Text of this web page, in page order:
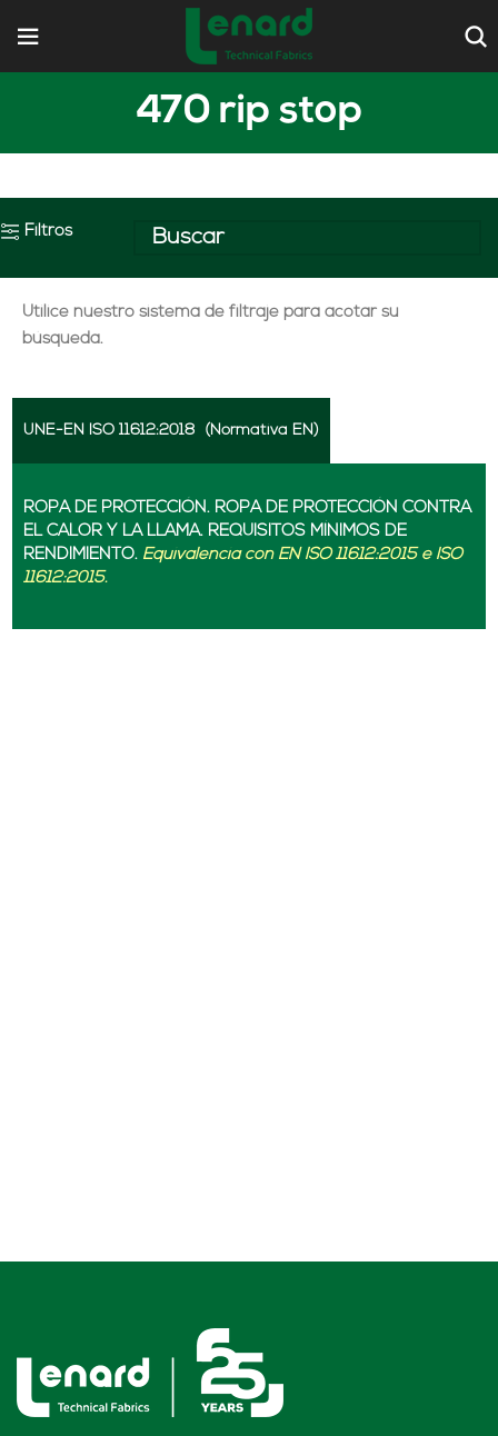
470 rip stop
Filtros
Utilice nuestro sistema de filtraje para acotar su
búsqueda.
UNE-EN ISO 11612:2018 (Normativa EN)
ROPA DE PROTECCIÓN. ROPA DE PROTECCIÓN CONTRA
EL CALOR Y LA LLAMA. REQUISITOS MÍNIMOS DE
RENDIMIENTO. Equivalencia con EN ISO 11612:2015 e ISO
11612:2015.